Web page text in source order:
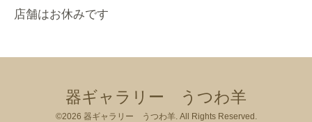
店舗はお休みです
器ギャラリー うつわ羊
©2026 器ギャラリー うつわ羊. All Rights Reserved.